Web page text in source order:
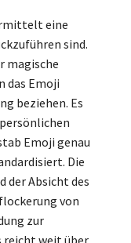
eine
sind.
magische
das Emoji
beziehen. Es
Emoji genau
Die
der Absicht des
von
zur
reicht weit über